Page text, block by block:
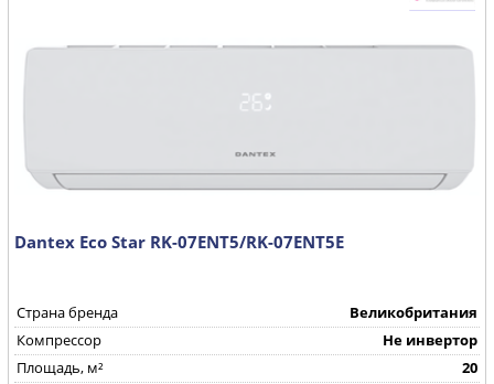
Dantex Eco Star RK-07ENT5/RK-07ENT5E
Страна бренда
Великобритания
Компрессор
Не инвертор
Площадь, м²
20